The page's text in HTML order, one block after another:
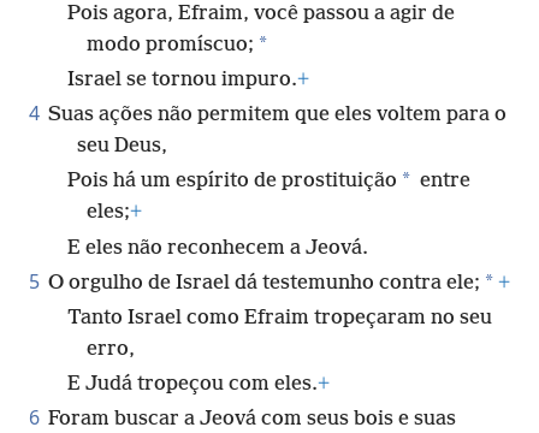
Pois agora, Efraim, você passou a agir de
modo promíscuo; *
Israel se tornou impuro.+
4 Suas ações não permitem que eles voltem para o
seu Deus,
Pois há um espírito de prostituição * entre
eles;+
E eles não reconhecem a Jeová.
5 O orgulho de Israel dá testemunho contra ele; * +
Tanto Israel como Efraim tropeçaram no seu
erro,
E Judá tropeçou com eles.+
6 Foram buscar a Jeová com seus bois e suas